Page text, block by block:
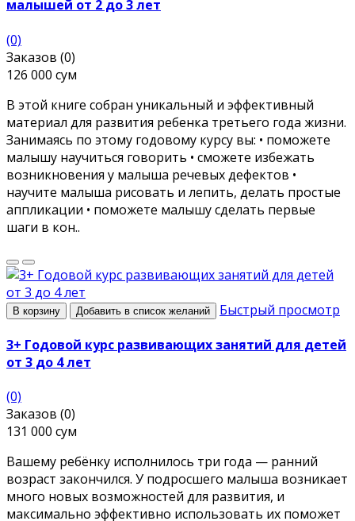
малышей от 2 до 3 лет
(0)
Заказов (0)
126 000 сум
В этой книге собран уникальный и эффективный
материал для развития ребенка третьего года жизни.
Занимаясь по этому годовому курсу вы: • поможете
малышу научиться говорить • сможете избежать
возникновения у малыша речевых дефектов •
научите малыша рисовать и лепить, делать простые
аппликации • поможете малышу сделать первые
шаги в кон..
В корзину Добавить в список желаний Быстрый просмотр
3+ Годовой курс развивающих занятий для детей
от 3 до 4 лет
(0)
Заказов (0)
131 000 сум
Вашему ребёнку исполнилось три года — ранний
возраст закончился. У подросшего малыша возникает
много новых возможностей для развития, и
максимально эффективно использовать их поможет